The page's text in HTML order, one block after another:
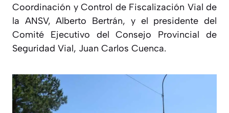
Coordinación y Control de Fiscalización Vial de
la ANSV, Alberto Bertrán, y el presidente del
Comité Ejecutivo del Consejo Provincial de
Seguridad Vial, Juan Carlos Cuenca.